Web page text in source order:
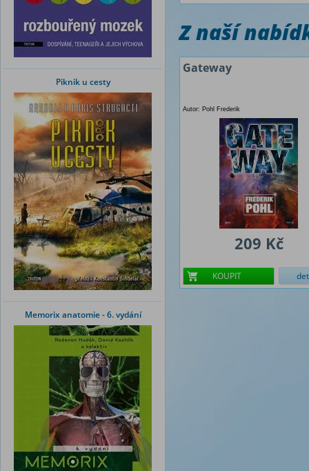
Piknik u cesty
Memorix anatomie - 6. vydání
Z naší
Gateway
Autor: Pohl Frederik
209 Kč
KOUPIT